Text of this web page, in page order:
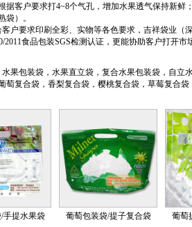
据客户要求打4~8个气孔，增加水果透气保持新鲜
袋）。
户要求印刷全彩、实物等各色要求，吉祥袋业（
2011食品包装SGS检测认证，更能协助客户打开市
果包装袋，水果直立袋，复合水果包装袋，自立
萄复合袋，香梨复合袋，樱桃复合袋，草莓复合袋
手提水果袋 葡萄包装袋/提子复合袋 葡萄